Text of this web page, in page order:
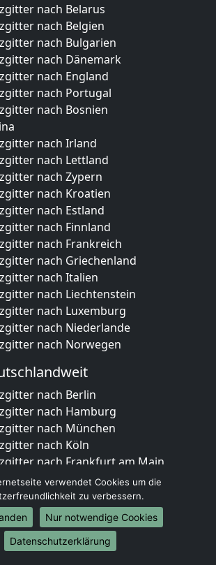
nach Belarus
nach Belgien
nach Bulgarien
nach Dänemark
nach England
nach Portugal
nach Bosnien
nach Irland
nach Lettland
nach Zypern
nach Kroatien
nach Estland
nach Finnland
nach Frankreich
nach Griechenland
nach Italien
nach Liechtenstein
nach Luxemburg
nach Niederlande
nach Norwegen
nach Berlin
nach Hamburg
nach München
nach Köln
nach Frankfurt am Main
nach Stuttgart
nach Düsseldorf
nach Leipzig
nach Dortmund
nach Essen
verwendet Cookies um die
zu verbessern.
Nur notwendige Cookies
Datenschutzerklärung